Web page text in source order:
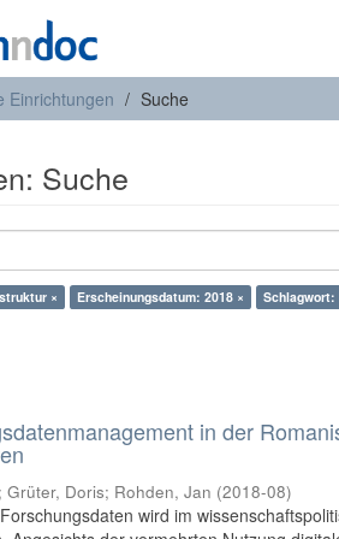
Einrichtungen Suche
Suche
× Erscheinungsdatum: 2018 × Schlagwort:
in der
;Grüter, Doris; Rohden, Jan (2018-08)
wird im